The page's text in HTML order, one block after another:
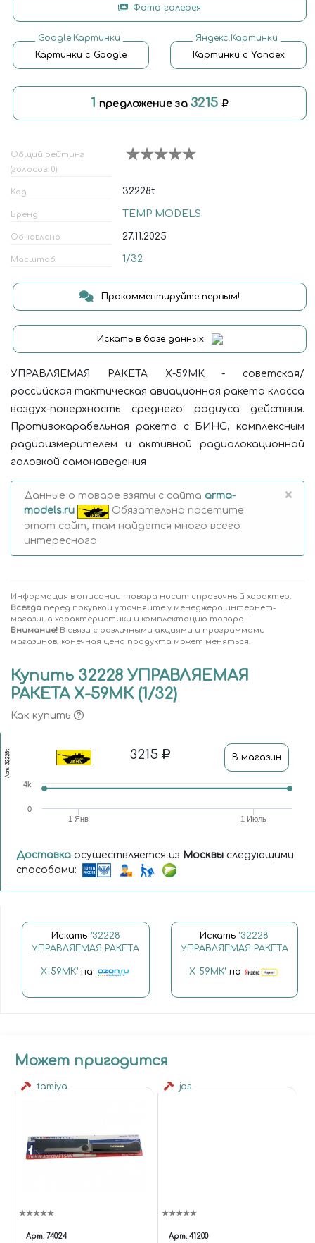
Фото галерея
Google.Картинки
Картинки с Google
Яндекс.Картинки
Картинки с Yandex
1 предложение за3215
Общий рейтинг
(голосов: 0)
Код 32228t
Бренд TEMP MODELS
Обновлено 27.11.2025
Масштаб 1/32
Прокомментируйте первым!
Искать в базе данных
УПРАВЛЯЕМАЯ РАКЕТА Х-59МК - советская/
российская тактическая авиационная ракета класса
воздух-поверхность среднего радиуса действия.
Противокарабельная ракета с БИНС, комплексным
радиоизмерителем и активной радиолокационной
головкой самонаведения
Данные о товаре взяты с сайта arma-
models.ru
Обязательно посетите
этот сайт, там найдется много всего
интересного.
×
Информация в описании товара носит справочный характер.
Всегда перед покупкой уточняйте у менеджера интернет-
магазина характеристики и комплектацию товара.
Внимание! В связи с различными акциями и программами
магазинов, конечная цена продукта может меняться.
Купить 32228 УПРАВЛЯЕМАЯ
РАКЕТА Х-59МК (1/32)
Как купить
Арт.
32228t 3215 В магазин
1 Янв 1 Июль
0
4k
Доставка осуществляется из Москвы следующими
способами:
Искать "32228
УПРАВЛЯЕМАЯ РАКЕТА
Х-59МК"на
Искать "32228
УПРАВЛЯЕМАЯ РАКЕТА
Х-59МК" на
Может пригодится
tamiya
Арт. 74024
jas
Арт. 41200